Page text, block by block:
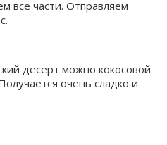
все части. Отправляем
десерт можно кокосовой
очень сладко и